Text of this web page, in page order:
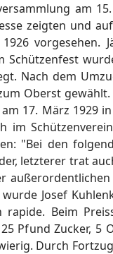
am
zeigten und
Schützenfest
Nach dem
Oberst
17. März 1929
im
"Bei den
letzterer trat
Josef
rapide. Beim
Pfund Zucker, 5
Durch